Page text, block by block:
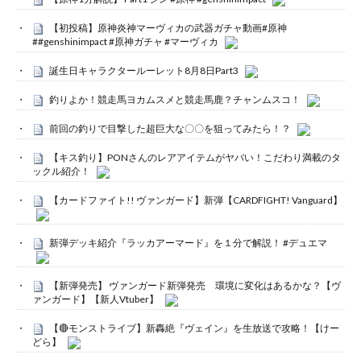
【初投稿】原神炎神マーヴィカの武器ガチャ動画#原神
##genshinimpact #原神ガチャ #マーヴィカ
誕生日キャラクタールーレット8月8日Part3
釣りよか！競走馬ヨカムスメと競走馬鹿？チャンムスコ！
前回の釣りで目撃した超巨大な〇〇を狙ってみたら！？
【キス釣り】PONさんのレアアイテムがヤバい！こだわり満載のタ
ックル紹介！
【カードファイト!! ヴァンガード】新弾【CARDFIGHT! Vanguard】
新弾デッキ紹介『ラッカアーマード』を１分で解説！ #デュエマ
【新弾発売】 ヴァンガード新弾発売 環境に変化はあるかな？【ヴ
ァンガード】【新人Vtuber】
【🔴モンストライブ】新轟絶『ヴェイン』を生放送で攻略！【けー
どら】